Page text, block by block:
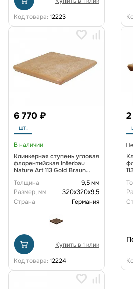
Код товара: 12223
6 770 ₽
шт.
В наличии
Клинкерная ступень угловая
флорентийская Interbau
Nature Art 113 Gold Braun
Толщина
9,5 мм
Размер, мм
320х320х9,5
Страна
Германия
Купить в 1 клик
Код товара: 12224